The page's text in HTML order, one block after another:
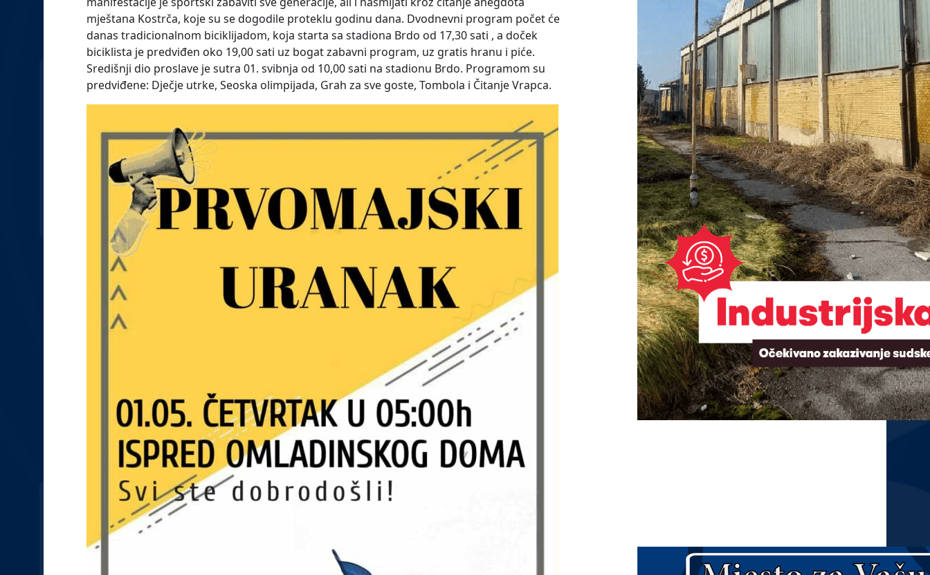
mještana Kostrča, koje su se dogodile proteklu godinu dana. Dvodnevni program počet će
danas tradicionalnom biciklijadom, koja starta sa stadiona Brdo od 17,30 sati , a doček
biciklista je predviđen oko 19,00 sati uz bogat zabavni program, uz gratis hranu i piće.
Središnji dio proslave je sutra 01. svibnja od 10,00 sati na stadionu Brdo. Programom su
predviđene: Dječje utrke, Seoska olimpijada, Grah za sve goste, Tombola i Čitanje Vrapca.